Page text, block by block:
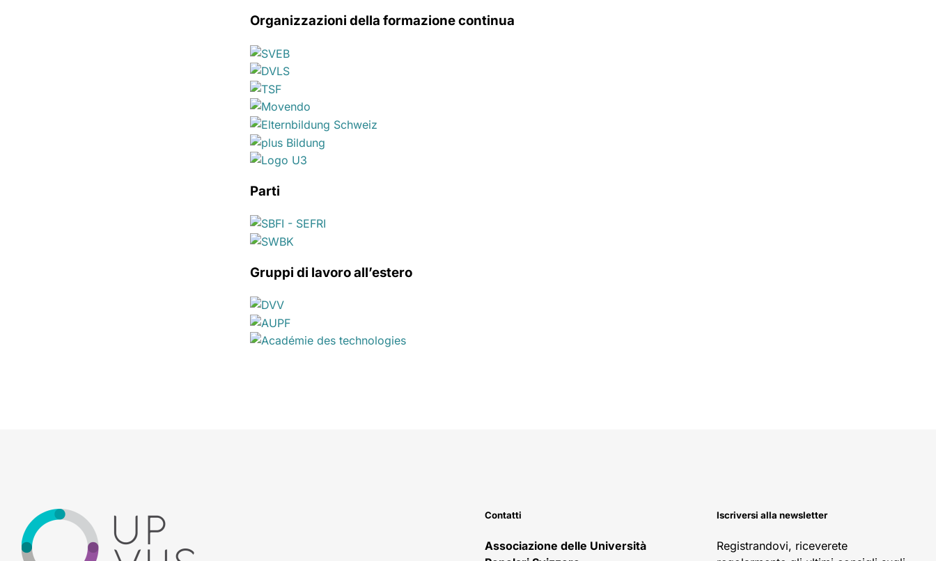
Organizzazioni della formazione continua
Parti
Gruppi di lavoro all’estero
Contatti
Associazione delle Università
Iscriversi alla newsletter
Registrandovi, riceverete